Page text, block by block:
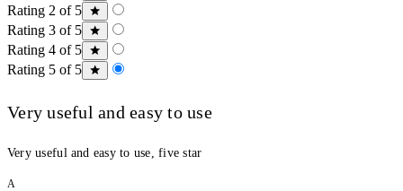
Rating 2 of 5
Rating 3 of 5
Rating 4 of 5
Rating 5 of 5
Very useful and easy to use
Very useful and easy to use, five star
A